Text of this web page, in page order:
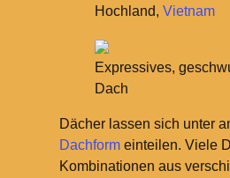
Hochland, Vietnam
Expressives,
Dach
Dächer lassen sich unter
Dachformeinteilen. Viele
Kombinationen aus